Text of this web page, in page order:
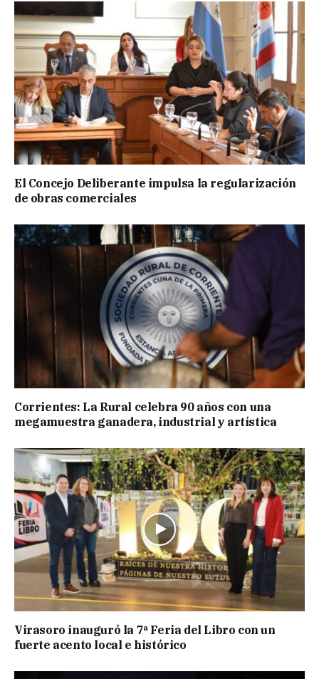
El Concejo Deliberante impulsa la regularización
de obras comerciales
Corrientes: La Rural celebra 90 años con una
megamuestra ganadera, industrial y artística
Virasoro inauguró la 7ª Feria del Libro con un
fuerte acento local e histórico